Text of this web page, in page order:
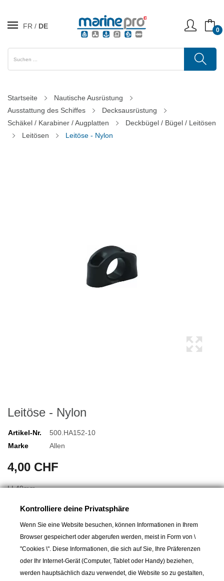
FR DE 0
Startseite
Nautische Ausrüstung
Ausstattung des Schiffes
Decksausrüstung
Schäkel / Karabiner / Augplatten
Deckbügel / Bügel / Leitösen
Leitösen
Leitöse - Nylon
Leitöse - Nylon
Artikel-Nr.
500.HA152-10
Marke
Allen
4,00 CHF
LL49mm
Kontrolliere deine Privatsphäre
Wenn Sie eine Website besuchen, können Informationen in Ihrem
Browser gespeichert oder abgerufen werden, meist in Form von \
"Cookies \". Diese Informationen, die sich auf Sie, Ihre Präferenzen
oder Ihr Internet-Gerät (Computer, Tablet oder Handy) beziehen,
werden hauptsächlich dazu verwendet, die Website so zu gestalten,